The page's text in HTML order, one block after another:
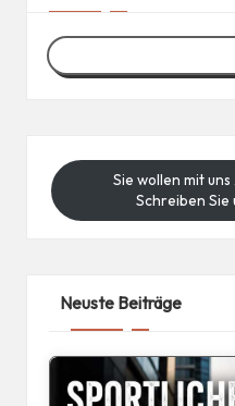
Sie wollen mit
Schreiben Sie
Neuste Beiträge